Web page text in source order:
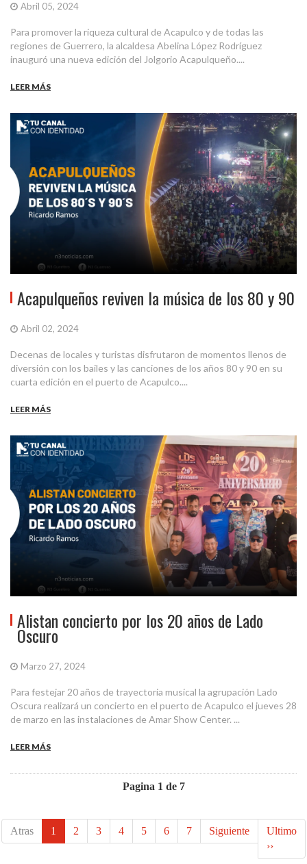
Abril 05, 2024
Para promover la riqueza cultural de Acapulco y de todas las
regiones de Guerrero, la alcaldesa Abelina López Rodríguez
inauguró una nueva edición del Jolgorio Acapulqueño....
LEER MÁS
Acapulqueños reviven la música de los 80 y 90
Abril 02, 2024
Decenas de locales y turistas disfrutaron de momentos llenos de
diversión con los bailes y las canciones de los años 80 y 90 en su
cuarta edición en el puerto de Acapulco....
LEER MÁS
Alistan concierto por los 20 años de Lado
Oscuro
Marzo 27, 2024
Para festejar 20 años de trayectoria musical la agrupación Lado
Oscura realizará un concierto en el puerto de Acapulco el jueves 28
de marzo en las instalaciones de Amar Show Center. ...
LEER MÁS
Pagina 1 de 7
Atras 1 2 3 4 5 6 7 Siguiente
Ultimo
››